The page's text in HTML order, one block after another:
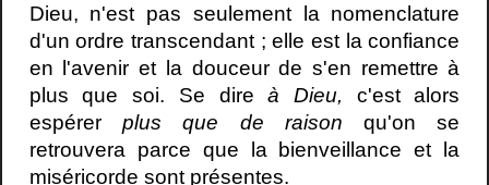
Dieu, n'est pas seulement la nomenclature
d'un ordre transcendant ; elle est la confiance
en l'avenir et la douceur de s'en remettre à
plus que soi. Se direà Dieu, c'est alors
espérerplus que de raison qu'on se
retrouvera parce que la bienveillance et la
miséricorde sont présentes.